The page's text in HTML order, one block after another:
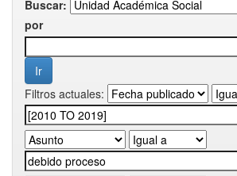
Buscar:
por
Filtros actuales: